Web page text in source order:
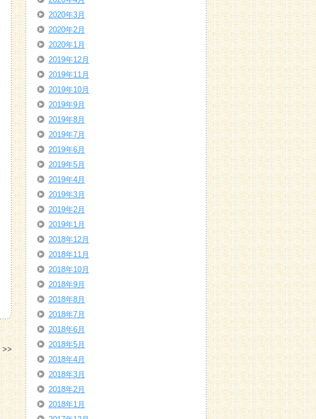
2020年3月
2020年2月
2020年1月
2019年12月
2019年11月
2019年10月
2019年9月
2019年8月
2019年7月
2019年6月
2019年5月
2019年4月
2019年3月
2019年2月
2019年1月
2018年12月
2018年11月
2018年10月
2018年9月
2018年8月
2018年7月
2018年6月
2018年5月
2018年4月
2018年3月
2018年2月
2018年1月